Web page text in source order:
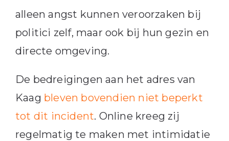
alleen angst kunnen veroorzaken bij
politici zelf, maar ook bij hun gezin en
directe omgeving.
De bedreigingen aan het adres van
Kaag bleven bovendien niet beperkt
tot dit incident. Online kreeg zij
regelmatig te maken met intimidatie